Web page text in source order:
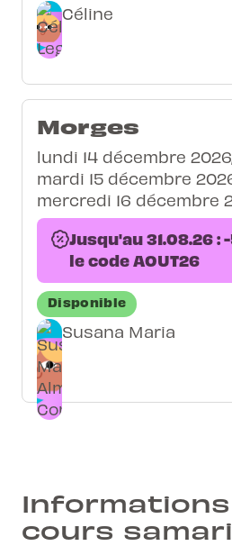
Céline
Morges
lundi 14 décembre
mardi 15 décembre
mercredi 16 décembre
Jusqu'au 31.08.26 :
le code AOUT26
Disponible
Susana Maria
cours